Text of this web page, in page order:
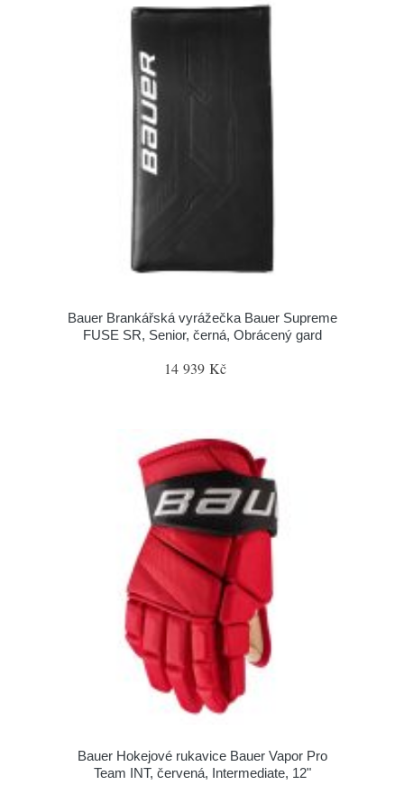
Bauer Brankářská vyrážečka Bauer Supreme
FUSE SR, Senior, černá, Obrácený gard
14 939 Kč
Bauer Hokejové rukavice Bauer Vapor Pro
Team INT, červená, Intermediate, 12"